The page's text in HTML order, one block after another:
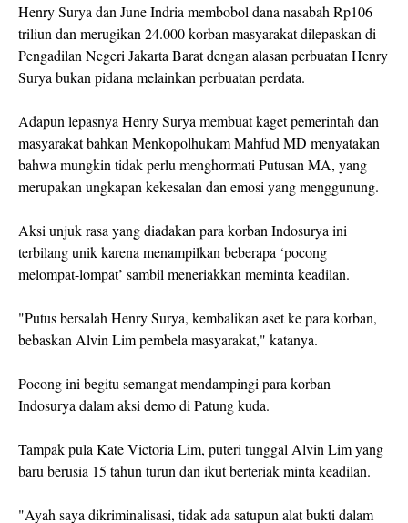
Henry Surya dan June Indria membobol dana nasabah Rp106
triliun dan merugikan 24.000 korban masyarakat dilepaskan di
Pengadilan Negeri Jakarta Barat dengan alasan perbuatan Henry
Surya bukan pidana melainkan perbuatan perdata.
Adapun lepasnya Henry Surya membuat kaget pemerintah dan
masyarakat bahkan Menkopolhukam Mahfud MD menyatakan
bahwa mungkin tidak perlu menghormati Putusan MA, yang
merupakan ungkapan kekesalan dan emosi yang menggunung.
Aksi unjuk rasa yang diadakan para korban Indosurya ini
terbilang unik karena menampilkan beberapa ‘pocong
melompat-lompat’ sambil meneriakkan meminta keadilan.
"Putus bersalah Henry Surya, kembalikan aset ke para korban,
bebaskan Alvin Lim pembela masyarakat," katanya.
Pocong ini begitu semangat mendampingi para korban
Indosurya dalam aksi demo di Patung kuda.
Tampak pula Kate Victoria Lim, puteri tunggal Alvin Lim yang
baru berusia 15 tahun turun dan ikut berteriak minta keadilan.
"Ayah saya dikriminalisasi, tidak ada satupun alat bukti dalam